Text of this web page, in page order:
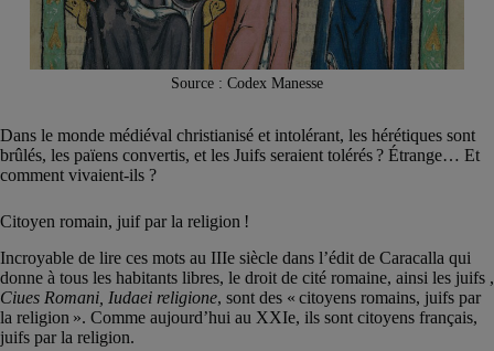
Source : Codex Manesse
Dans le monde médiéval christianisé et intolérant, les hérétiques sont
brûlés, les païens convertis, et les Juifs seraient tolérés ? Étrange… Et
comment vivaient-ils ?
Citoyen romain, juif par la religion !
Incroyable de lire ces mots au IIIe siècle dans l’édit de Caracalla qui
donne à tous les habitants libres, le droit de cité romaine, ainsi les juifs ,
Ciues Romani, Iudaei religione, sont des « citoyens romains, juifs par
la religion ». Comme aujourd’hui au XXIe, ils sont citoyens français,
juifs par la religion.